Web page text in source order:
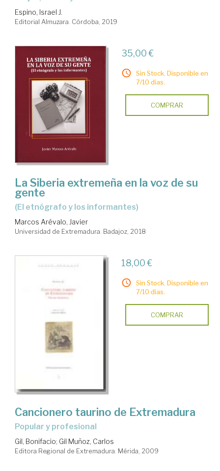
Espino, Israel J.
Editorial Almuzara. Córdoba, 2019
35,00 €
Sin Stock. Disponible en
7/10 días.
COMPRAR
La Siberia extremeña en la voz de su
gente
(el etnógrafo y los informantes)
Marcos Arévalo, Javier
Universidad de Extremadura. Badajoz, 2018
18,00 €
Sin Stock. Disponible en
7/10 días.
COMPRAR
Cancionero taurino de Extremadura
popular y profesional
Gil, Bonifacio; Gil Muñoz, Carlos
Editora Regional de Extremadura. Mérida, 2009